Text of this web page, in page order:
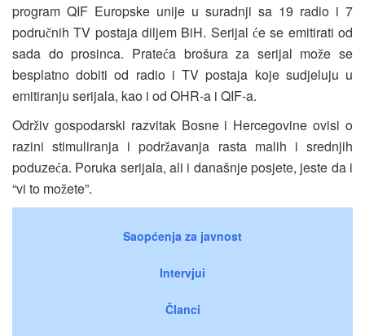
program QIF Europske unije u suradnji sa 19 radio i 7
područnih TV postaja diljem BiH. Serijal će se emitirati od
sada do prosinca. Prateća brošura za serijal može se
besplatno dobiti od radio i TV postaja koje sudjeluju u
emitiranju serijala, kao i od OHR-a i QIF-a.
Održiv gospodarski razvitak Bosne i Hercegovine ovisi o
razini stimuliranja i podržavanja rasta malih i srednjih
poduzeća. Poruka serijala, ali i današnje posjete, jeste da i
“vi to možete”.
Saopćenja za javnost
Intervjui
Članci